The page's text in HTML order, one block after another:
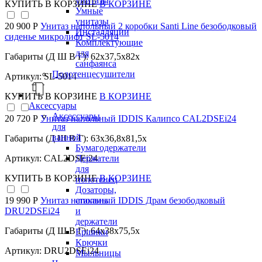
Умные
унитазы
Инсталляции
Комплектующие
для
санфаянса
Полотенцесушители
Аксессуары
Аксессуары
для
ванной
Бумагодержатели
Держатели
для
полотенец
Дозаторы,
стаканы
и
держатели
Ершики
Крючки
Мыльницы
КУПИТЬ В КОРЗИНЕ В КОРЗИНЕ
20 900 Р Унитаз напольный 2 коробки Santi Line безободковый
сиденье микролифт SL-5014
Габариты (Д Ш В Г): 62x37,5x82x
Артикул: SL-5014
КУПИТЬ В КОРЗИНЕ В КОРЗИНЕ
20 720 Р Унитаз напольный IDDIS Калипсо CAL2DSEi24
Габариты (Д Ш В Г): 63x36,8x81,5x
Артикул: CAL2DSEi24
КУПИТЬ В КОРЗИНЕ В КОРЗИНЕ
19 990 Р Унитаз напольный IDDIS Драм безободковый
DRU2DSEi24
Габариты (Д Ш В Г): 64x38x75,5x
Артикул: DRU2DSEi24